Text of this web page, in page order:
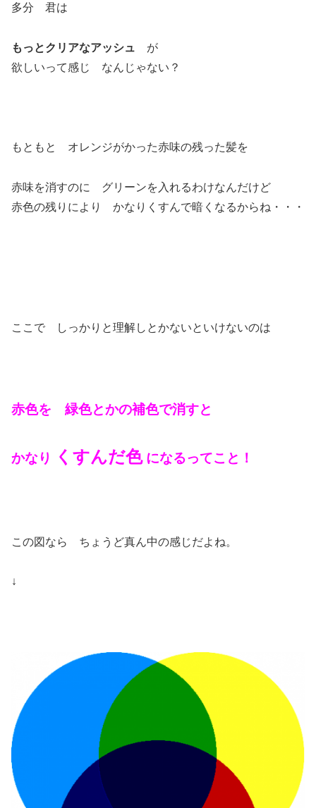
多分 君は
もっとクリアなアッシュ が
欲しいって感じ なんじゃない？
もともと オレンジがかった赤味の残った髪を
赤味を消すのに グリーンを入れるわけなんだけど
赤色の残りにより かなりくすんで暗くなるからね・・・
ここで しっかりと理解しとかないといけないのは
赤色を 緑色とかの補色で消すと
かなり くすんだ色になるってこと！
この図なら ちょうど真ん中の感じだよね。
↓